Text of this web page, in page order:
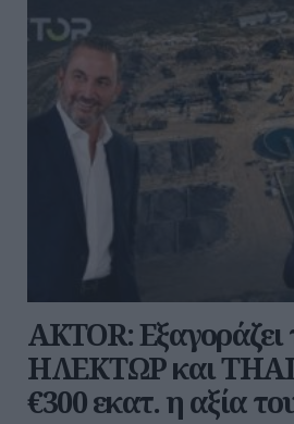
AKTOR:
ΗΛΕΚΤΩΡ και
€300 εκατ. η αξία